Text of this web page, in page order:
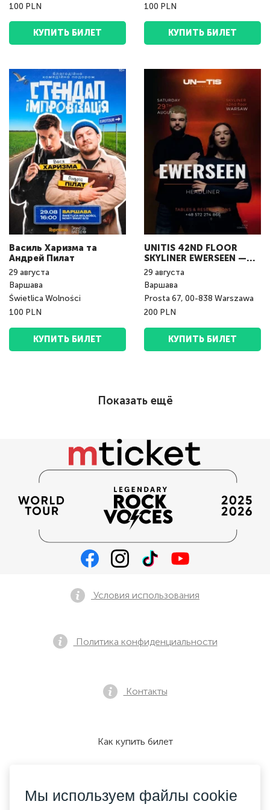
100 PLN
КУПИТЬ БИЛЕТ
100 PLN
КУПИТЬ БИЛЕТ
Василь Харизма та
Андрeй Пилат
29 августа
Варшава
Świetlica Wolności
100 PLN
КУПИТЬ БИЛЕТ
UNITIS 42ND FLOOR
SKYLINER EWERSEEN —
LIVE IN WARSAW
29 августа
Варшава
Prosta 67, 00-838 Warszawa
200 PLN
КУПИТЬ БИЛЕТ
Показать ещё
Условия использования
Политика конфиденциальности
Контакты
Как купить билет
Мы принимаем:
Мы используем файлы cookie